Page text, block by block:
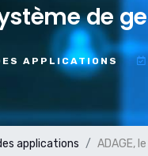
de
APPLICATIONS
applications ADAGE,